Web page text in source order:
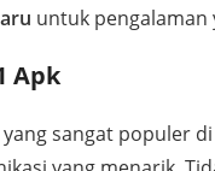
untuk pengalaman
Apk
sangat populer